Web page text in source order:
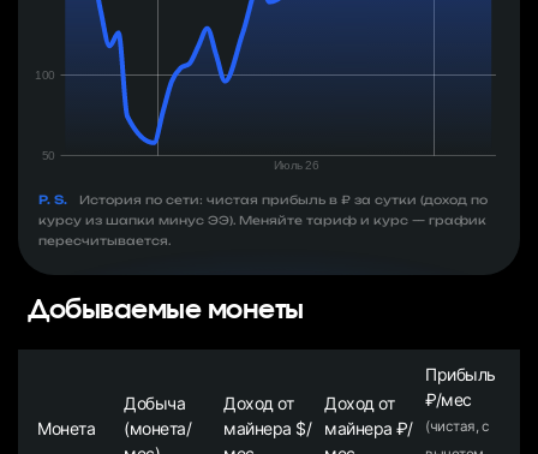
P. S.
История по сети: чистая прибыль в ₽ за сутки (доход по
курсу из шапки минус ЭЭ). Меняйте тариф и курс — график
пересчитывается.
Добываемые монеты
Монета
Добыча
(монета/
Доход от
майнера $/
Доход от
майнера ₽/
Прибыль
₽/мес
(чистая, с